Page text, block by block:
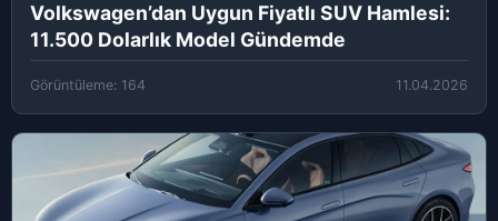
Volkswagen’dan Uygun Fiyatlı SUV Hamlesi:
11.500 Dolarlık Model Gündemde
Görüntüleme: 164 11.04.2026